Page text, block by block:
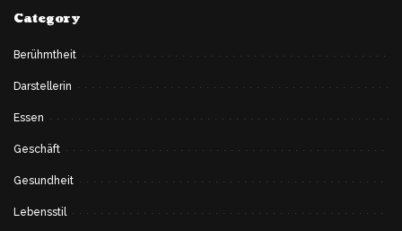
Category
Berühmtheit
Darstellerin
Essen
Geschäft
Gesundheit
Lebensstil